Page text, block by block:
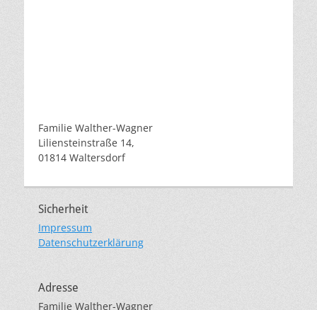
Familie Walther-Wagner
Liliensteinstraße 14,
01814 Waltersdorf
Sicherheit
Impressum
Datenschutzerklärung
Adresse
Familie Walther-Wagner